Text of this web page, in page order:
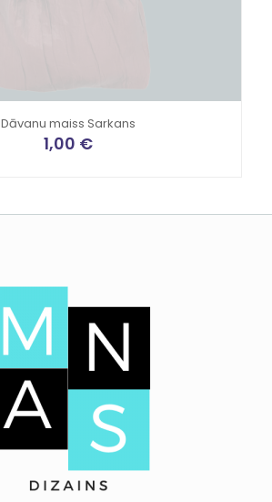
Dāvanu maiss Sarkans
1,00 €